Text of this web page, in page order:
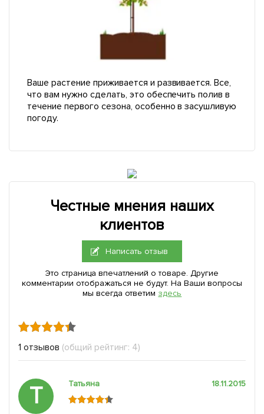
Ваше растение приживается и развивается. Все,
что вам нужно сделать, это обеспечить полив в
течение первого сезона, особенно в засушливую
погоду.
Честные мнения наших
клиентов
Написать отзыв
Это страница впечатлений о товаре. Другие
комментарии отображаться не будут. На Ваши вопросы
мы всегда ответим здесь
1 отзывов (общий рейтинг: 4)
Т Татьяна 18.11.2015